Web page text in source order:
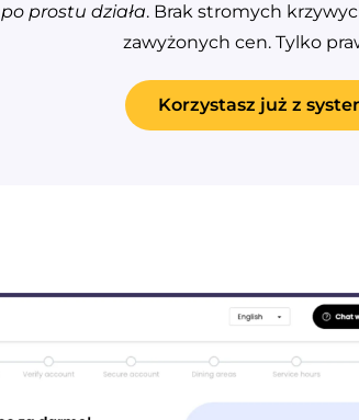
po prostu działa. Brak stromych
zawyżonych cen. Tylko
Korzystasz już z